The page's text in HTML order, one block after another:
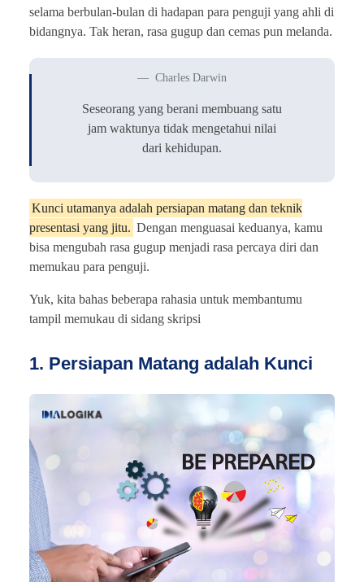
selama berbulan-bulan di hadapan para penguji yang ahli di
bidangnya. Tak heran, rasa gugup dan cemas pun melanda.
Charles Darwin
Seseorang yang berani membuang satu
jam waktunya tidak mengetahui nilai
dari kehidupan.
Kunci utamanya adalah persiapan matang dan teknik
presentasi yang jitu. Dengan menguasai keduanya, kamu
bisa mengubah rasa gugup menjadi rasa percaya diri dan
memukau para penguji.
Yuk, kita bahas beberapa rahasia untuk membantumu
tampil memukau di sidang skripsi
1. Persiapan Matang adalah Kunci